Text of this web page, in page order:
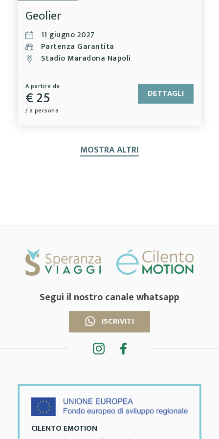
Geolier
11 giugno 2027
Partenza Garantita
Stadio Maradona Napoli
A partire da
€ 25
/ a persona
DETTAGLI
MOSTRA ALTRI
Segui il nostro canale whatsapp
ISCRIVITI
CILENTO EMOTION